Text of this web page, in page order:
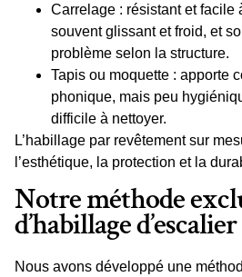
Carrelage : résistant et facile
souvent glissant et froid, et
problème selon la structure.
Tapis ou moquette : apporte
phonique, mais peu
difficile à nettoyer.
L’habillage par revêtementsur
l’esthétique, la protection et la
Notre méthode
d’habillage
Nous avons développé une